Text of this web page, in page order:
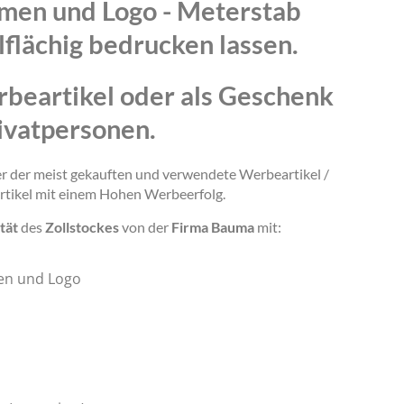
und Logo - Meterstab
bedrucken lassen.
oder als Geschenk
der meist gekauften und verwendete Werbeartikel /
mit einem Hohen Werbeerfolg.
des Zollstockesvon der Firma Bauma mit:
und Logo